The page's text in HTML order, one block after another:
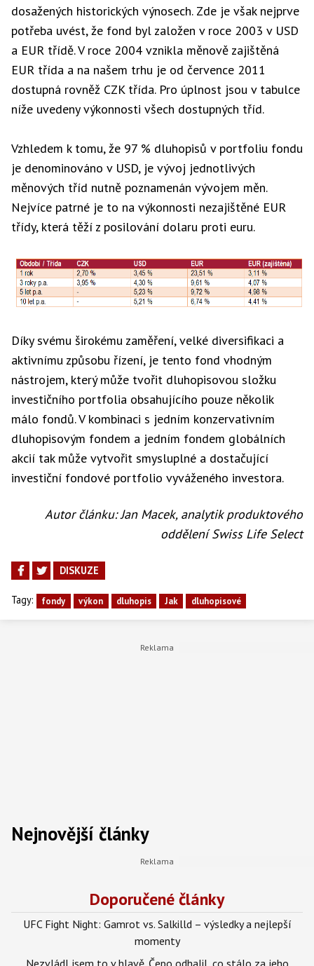
dosažených historických výnosech. Zde je však nejprve
potřeba uvést, že fond byl založen v roce 2003 v USD
a EUR třídě. V roce 2004 vznikla měnově zajištěná
EUR třída a na našem trhu je od července 2011
dostupná rovněž CZK třída. Pro úplnost jsou v tabulce
níže uvedeny výkonnosti všech dostupných tříd.
Vzhledem k tomu, že 97 % dluhopisů v portfoliu fondu
je denominováno v USD, je vývoj jednotlivých
měnových tříd nutně poznamenán vývojem měn.
Nejvíce patrné je to na výkonnosti nezajištěné EUR
třídy, která těží z posilování dolaru proti euru.
Díky svému širokému zaměření, velké diversifikaci a
aktivnímu způsobu řízení, je tento fond vhodným
nástrojem, který může tvořit dluhopisovou složku
investičního portfolia obsahujícího pouze několik
málo fondů. V kombinaci s jedním konzervativním
dluhopisovým fondem a jedním fondem globálních
akcií tak může vytvořit smysluplné a dostačující
investiční fondové portfolio vyváženého investora.
Autor článku: Jan Macek, analytik produktového
oddělení Swiss Life Select
DISKUZE
Tagy: fondy výkon dluhopis Jak dluhopisové
Nejnovější články
Doporučené články
UFC Fight Night: Gamrot vs. Salkilld – výsledky a nejlepší
momenty
Nezvládl jsem to v hlavě. Čepo odhalil, co stálo za jeho